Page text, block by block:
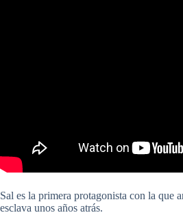
Sal es la primera protagonista con la que
esclava unos años atrás.